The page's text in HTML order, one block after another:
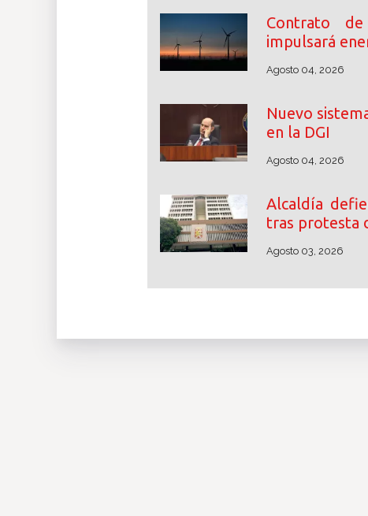
Contrato
impulsará
Agosto 04, 2026
Nuevo
en la DGI
Agosto 04, 2026
Alcaldía
tras protesta
Agosto 03, 2026